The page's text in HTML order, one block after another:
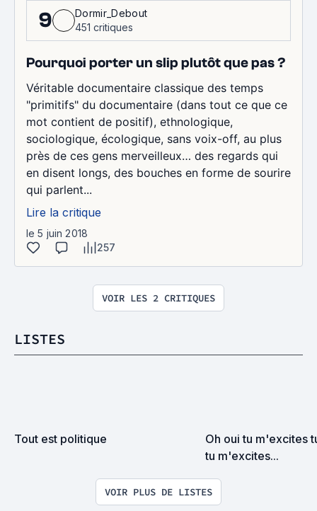
9
Dormir_Debout
451 critiques
Pourquoi porter un slip plutôt que pas ?
Véritable documentaire classique des temps
"primitifs" du documentaire (dans tout ce que ce
mot contient de positif), ethnologique,
sociologique, écologique, sans voix-off, au plus
près de ces gens merveilleux… des regards qui
en disent longs, des bouches en forme de sourire
qui parlent...
Lire la critique
le 5 juin 2018
257
VOIR LES 2 CRITIQUES
LISTES
Tout est politique
Oh oui tu m'excites
tu m'excites...
VOIR PLUS DE LISTES